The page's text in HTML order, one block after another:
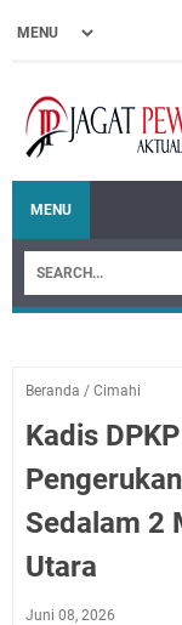
MENU
Beranda / Cimahi
Kadis
Sedalam 2
Utara
Juni 08, 2026